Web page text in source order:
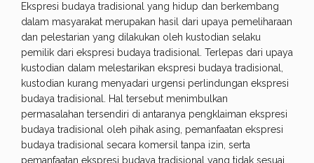
Ekspresi budaya tradisional yang hidup dan berkembang
dalam masyarakat merupakan hasil dari upaya pemeliharaan
dan pelestarian yang dilakukan oleh kustodian selaku
pemilik dari ekspresi budaya tradisional. Terlepas dari upaya
kustodian dalam melestarikan ekspresi budaya tradisional,
kustodian kurang menyadari urgensi perlindungan ekspresi
budaya tradisional. Hal tersebut menimbulkan
permasalahan tersendiri di antaranya pengklaiman ekspresi
budaya tradisional oleh pihak asing, pemanfaatan ekspresi
budaya tradisional secara komersil tanpa izin, serta
pemanfaatan ekspresi budaya tradisional yang tidak sesuai